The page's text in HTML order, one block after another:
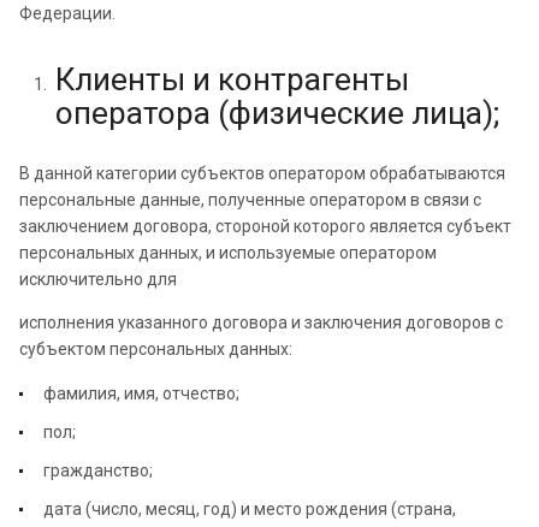
Федерации.
Клиенты и контрагенты
оператора (физические лица);
В данной категории субъектов оператором обрабатываются
персональные данные, полученные оператором в связи с
заключением договора, стороной которого является субъект
персональных данных, и используемые оператором
исключительно для
исполнения указанного договора и заключения договоров с
субъектом персональных данных:
фамилия, имя, отчество;
пол;
гражданство;
дата (число, месяц, год) и место рождения (страна,